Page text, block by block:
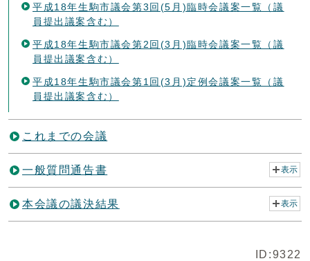
平成18年生駒市議会第3回(5月)臨時会議案一覧（議
員提出議案含む）
平成18年生駒市議会第2回(3月)臨時会議案一覧（議
員提出議案含む）
平成18年生駒市議会第1回(3月)定例会議案一覧（議
員提出議案含む）
これまでの会議
一般質問通告書 表示
本会議の議決結果 表示
ID:9322